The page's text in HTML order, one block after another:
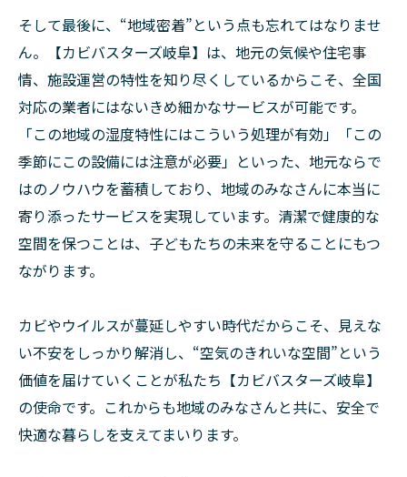
そして最後に、“地域密着”という点も忘れてはなりませ
ん。【カビバスターズ岐阜】は、地元の気候や住宅事
情、施設運営の特性を知り尽くしているからこそ、全国
対応の業者にはないきめ細かなサービスが可能です。
「この地域の湿度特性にはこういう処理が有効」「この
季節にこの設備には注意が必要」といった、地元ならで
はのノウハウを蓄積しており、地域のみなさんに本当に
寄り添ったサービスを実現しています。清潔で健康的な
空間を保つことは、子どもたちの未来を守ることにもつ
ながります。
カビやウイルスが蔓延しやすい時代だからこそ、見えな
い不安をしっかり解消し、“空気のきれいな空間”という
価値を届けていくことが私たち【カビバスターズ岐阜】
の使命です。これからも地域のみなさんと共に、安全で
快適な暮らしを支えてまいります。